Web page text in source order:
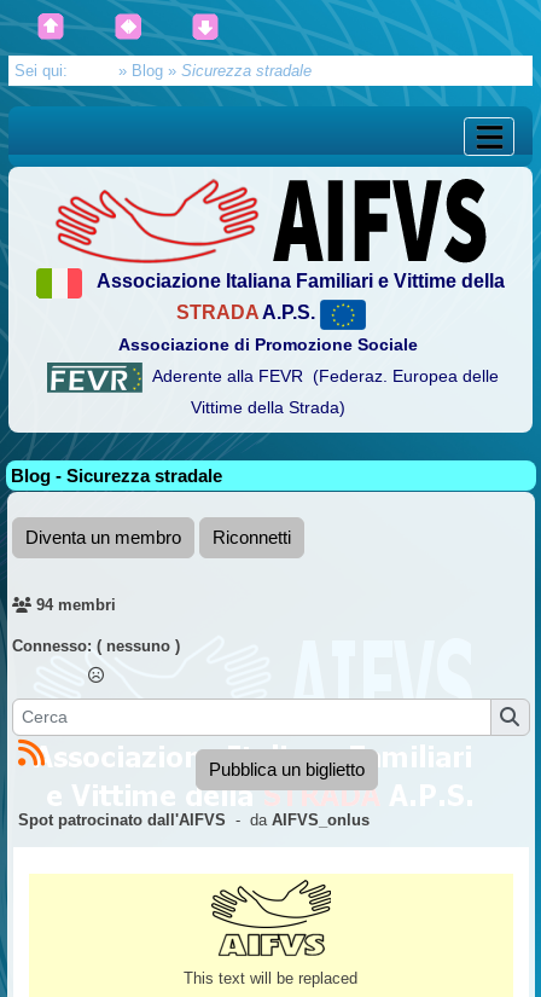
Sei qui: » Blog » Sicurezza stradale
Associazione Italiana Familiari e Vittime della
STRADAA.P.S.
Associazione di Promozione Sociale
Aderente alla FEVR (Federaz. Europea delle
Vittime della Strada)
Blog - Sicurezza stradale
Diventa un membro Riconnetti
94 membri
Connesso: ( nessuno )
Pubblica un biglietto
Spot patrocinato dall'AIFVS - da AIFVS_onlus
This text will be replaced